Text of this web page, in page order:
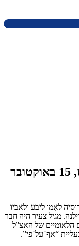
ב' בחשון תשנ"ז, 15 באוקטובר
בבילורוסיה לאִמו ליבע ולאביו
מגיל צעיר היה חבר
הלאומיים של האצ”ל